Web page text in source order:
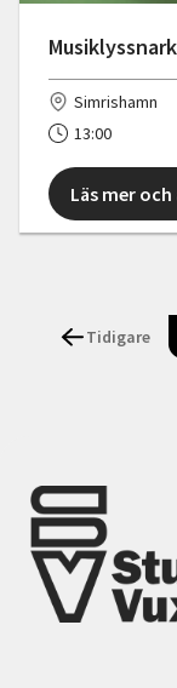
Simrishamn
13:00
Läs mer
Tidigare